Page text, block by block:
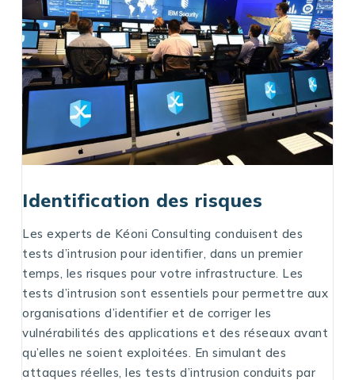
Identification des risques
Les experts de Kéoni Consulting conduisent des
tests d’intrusion pour identifier, dans un premier
temps, les risques pour votre infrastructure. Les
tests d’intrusion sont essentiels pour permettre aux
organisations d’identifier et de corriger les
vulnérabilités des applications et des réseaux avant
qu’elles ne soient exploitées. En simulant des
attaques réelles, les tests d’intrusion conduits par